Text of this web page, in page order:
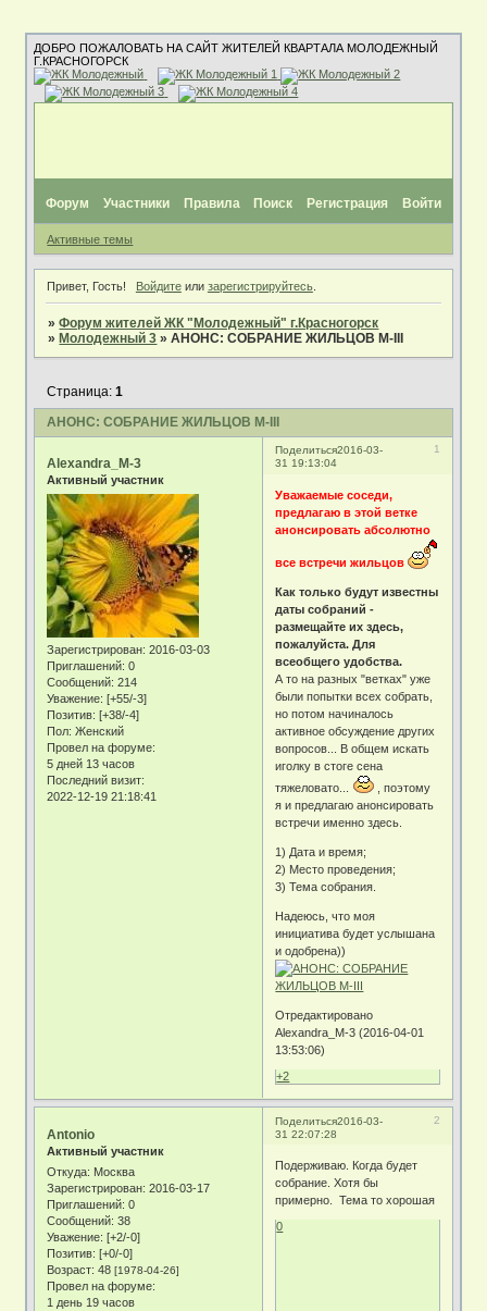
ДОБРО ПОЖАЛОВАТЬ НА САЙТ ЖИТЕЛЕЙ КВАРТАЛА МОЛОДЕЖНЫЙ
Г.КРАСНОГОРСК
Форум Участники Правила Поиск Регистрация Войти
Активные темы
Привет, Гость! Войдитеили зарегистрируйтесь.
»Форум жителей ЖК "Молодежный" г.Красногорск
» Молодежный 3 »АНОНС: СОБРАНИЕ ЖИЛЬЦОВ М-III
АНОНС: СОБРАНИЕ ЖИЛЬЦОВ М-III
Страница:1
Поделиться 1
2016-03-
31 19:13:04
Alexandra_M-3
Активный участник
Зарегистрирован: 2016-03-03
Приглашений: 0
Сообщений: 214
Уважение: [+55/-3]
Позитив: [+38/-4]
Пол: Женский
Провел на форуме:
5 дней 13 часов
Последний визит:
2022-12-19 21:18:41
Уважаемые соседи,
предлагаю в этой ветке
анонсировать абсолютно
все встречи жильцов
Как только будут известны
даты собраний -
размещайте их здесь,
пожалуйста. Для
всеобщего удобства.
А то на разных "ветках" уже
были попытки всех собрать,
но потом начиналось
активное обсуждение других
вопросов... В общем искать
иголку в стоге сена
тяжеловато...
, поэтому
я и предлагаю анонсировать
встречи именно здесь.
1) Дата и время;
2) Место проведения;
3) Тема собрания.
Надеюсь, что моя
инициатива будет услышана
и одобрена))
Отредактировано
Alexandra_M-3 (2016-04-01
13:53:06)
+2
Поделиться 2
2016-03-
31 22:07:28
Antonio
Активный участник
Откуда: Москва
Зарегистрирован: 2016-03-17
Приглашений: 0
Сообщений: 38
Уважение: [+2/-0]
Позитив: [+0/-0]
Возраст: 48[1978-04-26]
Провел на форуме:
1 день 19 часов
Подерживаю. Когда будет
собрание. Хотя бы
примерно. Тема то хорошая
0